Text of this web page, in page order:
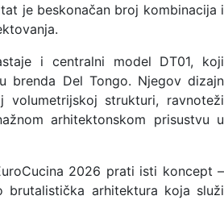
je beskonačan broj kombinacija i
i centralni model DT01, koji
brenda Del Tongo. Njegov dizajn
volumetrijskoj strukturi, ravnoteži
arhitektonskom prisustvu u
2026 prati isti koncept –
brutalistička arhitektura koja služi